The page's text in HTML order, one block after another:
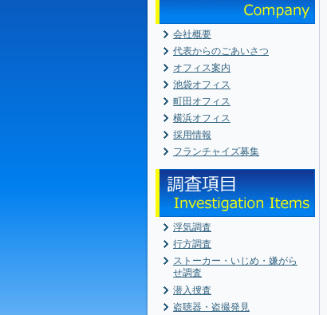
会社概要
代表からのごあいさつ
オフィス案内
池袋オフィス
町田オフィス
横浜オフィス
採用情報
フランチャイズ募集
浮気調査
行方調査
ストーカー・いじめ・嫌がら
せ調査
潜入捜査
盗聴器・盗撮発見